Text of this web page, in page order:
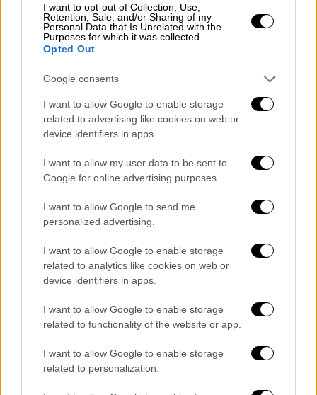
I want to opt-out of Collection, Use,
Retention, Sale, and/or Sharing of my
Personal Data that Is Unrelated with the
Purposes for which it was collected.
Opted Out
Google consents
I want to allow Google to enable storage
related to advertising like cookies on web or
device identifiers in apps.
I want to allow my user data to be sent to
Google for online advertising purposes.
I want to allow Google to send me
personalized advertising.
I want to allow Google to enable storage
related to analytics like cookies on web or
device identifiers in apps.
I want to allow Google to enable storage
related to functionality of the website or app.
I want to allow Google to enable storage
related to personalization.
Σύμφωνα με πληροφορίες από την
ομογενειακή εφημερίδα «Ανατολή
ανησυχία για τη χρήση τουΣταυρούκαι των
υπόλοιπων θρησκευτικών συμβόλων στην
ταινία φαίνεται να έγινε αντιληπτή από τις
τουρκικές αρχές. Ως αποτέλεσμα, οι
παραγωγοί της ταινίας φέρονται να
προς το Οικουμενικό
Πατριαρχείο,το περιεχόμενο του οποίου
κατευνασμού της αντίδρασης.
Κρατική εμπλοκή και ευρύτερες
διαστάσεις
Ιδιαίτερη σημασία έχει το γεγονός, πάντως,
ότι η ταινία φέρεται να έλαβε κρατική
χρηματοδότηση από το Υπουργείο
Διεύθυνση του υπουργείου. Η εμπλοκή